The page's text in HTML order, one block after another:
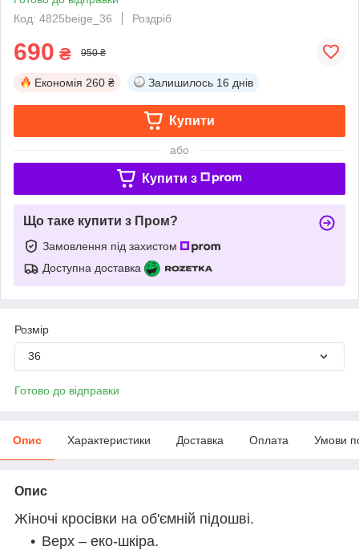
Код: 4825beige_36
Роздріб
690 ₴ 950 ₴
Економія 260 ₴ Залишилось 16 днів
Купити
або
Купити з
Що таке купити з Пром?
Замовлення під захистом
Доступна доставка
Розмір
36
Готово до відправки
Опис Характеристики Доставка Оплата Умови
Опис
Жіночі кросівки на об'ємній підошві.
Верх – еко-шкіра.